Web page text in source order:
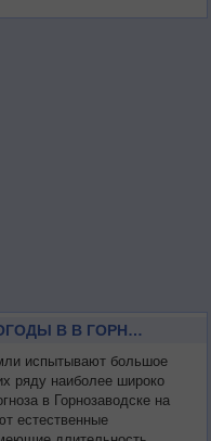
О ДОЛГОСРОЧНОМ ПРОГНОЗЕ ПОГОДЫ В В ГОРНОЗАВОДСКЕ НА МЕСЯЦ
испытывают большое
ряду наиболее широко
в Горнозаводске на
естественные